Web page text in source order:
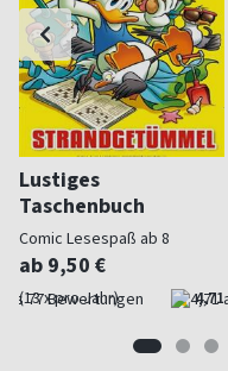
Lustiges
Taschenbuch
Comic Lesespaß ab 8
ab 9,50 €
(13 x pro Jahr) 4,71